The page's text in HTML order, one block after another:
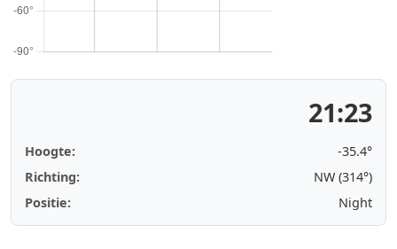
21:23
Hoogte:
-35.5°
Richting:
NW (314°)
Positie:
Night